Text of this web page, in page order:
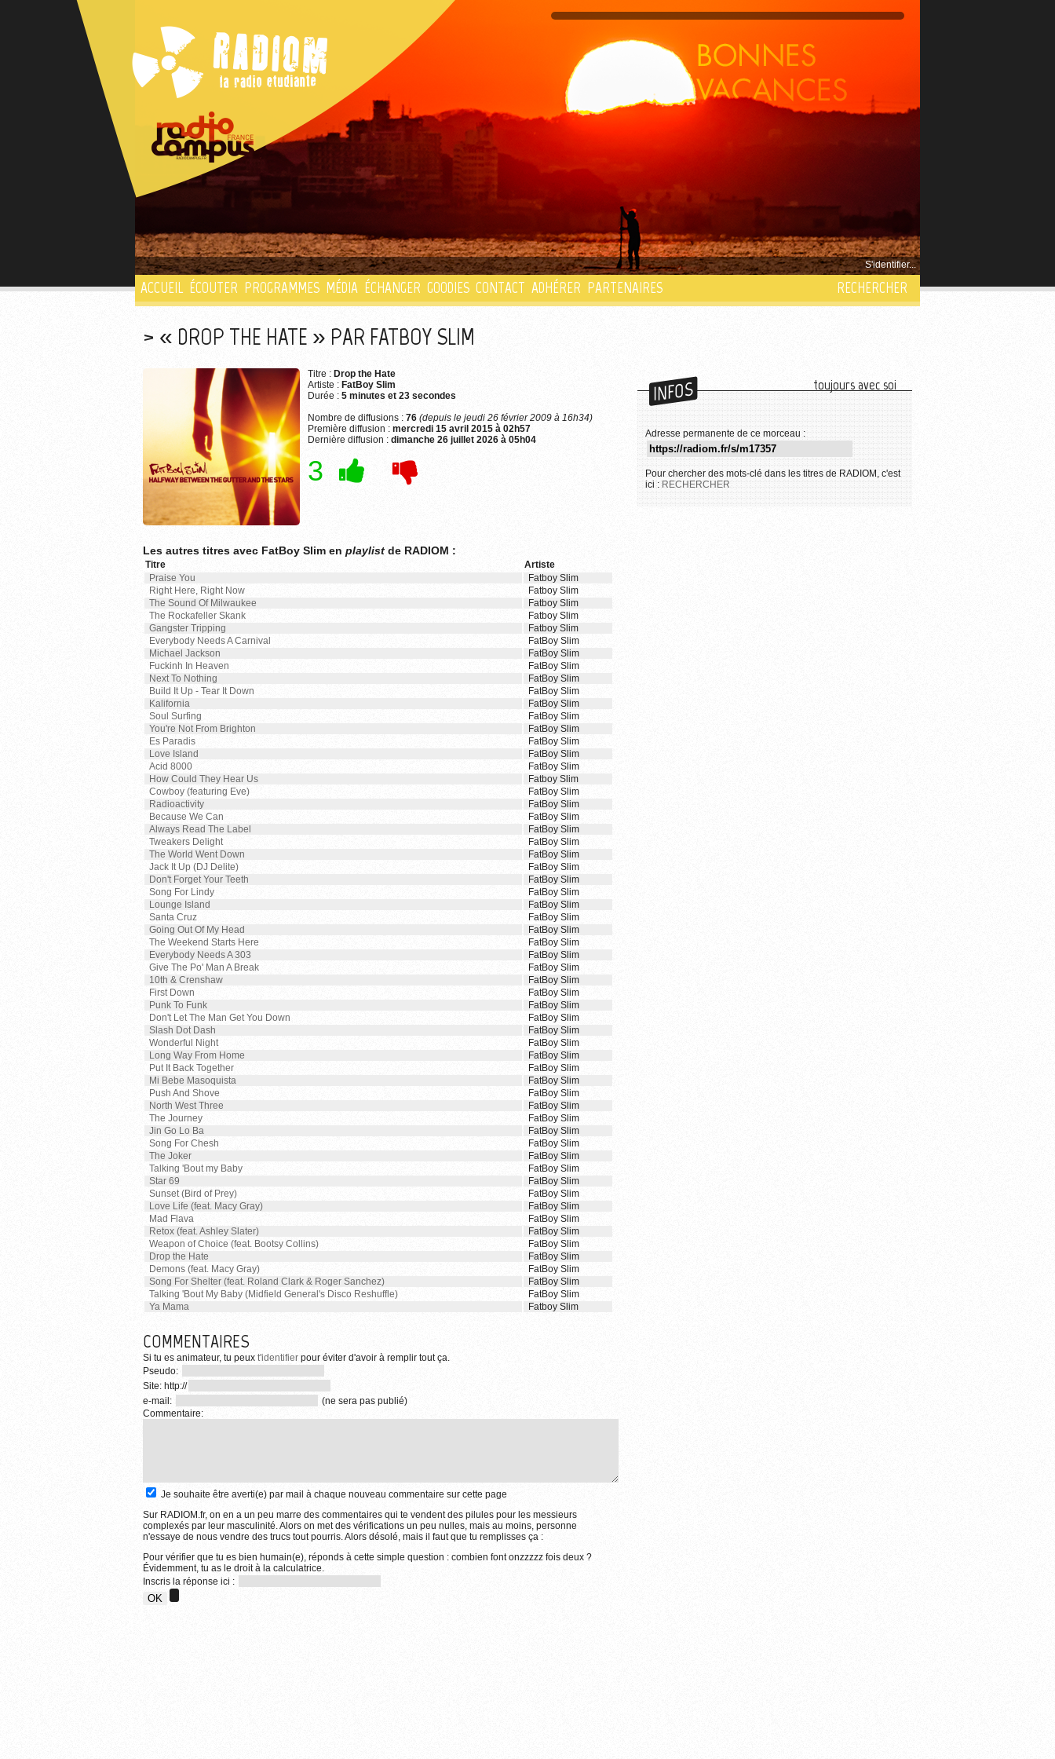
S'identifier...
ACCUEIL ÉCOUTER PROGRAMMES MÉDIA ÉCHANGER GOODIES CONTACT ADHÉRER PARTENAIRES RECHERCHER
« DROP THE HATE » PAR FATBOY SLIM
Titre : Drop the Hate
Artiste : FatBoy Slim
Durée : 5 minutes et 23 secondes
Nombre de diffusions : 76 (depuis le jeudi 26 février 2009 à 16h34)
Première diffusion : mercredi 15 avril 2015 à 02h57
Dernière diffusion : dimanche 26 juillet 2026 à 05h04
3
Les autres titres avec FatBoy Slim en playlist de RADIOM :
Titre
Artiste
Praise You
Fatboy Slim
Right Here, Right Now
Fatboy Slim
The Sound Of Milwaukee
Fatboy Slim
The Rockafeller Skank
Fatboy Slim
Gangster Tripping
Fatboy Slim
Everybody Needs A Carnival
FatBoy Slim
Michael Jackson
FatBoy Slim
Fuckinh In Heaven
FatBoy Slim
Next To Nothing
FatBoy Slim
Build It Up - Tear It Down
FatBoy Slim
Kalifornia
FatBoy Slim
Soul Surfing
FatBoy Slim
You're Not From Brighton
FatBoy Slim
Es Paradis
FatBoy Slim
Love Island
FatBoy Slim
Acid 8000
FatBoy Slim
How Could They Hear Us
Fatboy Slim
Cowboy (featuring Eve)
FatBoy Slim
Radioactivity
FatBoy Slim
Because We Can
FatBoy Slim
Always Read The Label
FatBoy Slim
Tweakers Delight
FatBoy Slim
The World Went Down
FatBoy Slim
Jack It Up (DJ Delite)
FatBoy Slim
Don't Forget Your Teeth
FatBoy Slim
Song For Lindy
FatBoy Slim
Lounge Island
FatBoy Slim
Santa Cruz
FatBoy Slim
Going Out Of My Head
FatBoy Slim
The Weekend Starts Here
FatBoy Slim
Everybody Needs A 303
FatBoy Slim
Give The Po' Man A Break
FatBoy Slim
10th & Crenshaw
FatBoy Slim
First Down
FatBoy Slim
Punk To Funk
FatBoy Slim
Don't Let The Man Get You Down
FatBoy Slim
Slash Dot Dash
FatBoy Slim
Wonderful Night
FatBoy Slim
Long Way From Home
FatBoy Slim
Put It Back Together
FatBoy Slim
Mi Bebe Masoquista
FatBoy Slim
Push And Shove
FatBoy Slim
North West Three
FatBoy Slim
The Journey
FatBoy Slim
Jin Go Lo Ba
FatBoy Slim
Song For Chesh
FatBoy Slim
The Joker
FatBoy Slim
Talking 'Bout my Baby
FatBoy Slim
Star 69
FatBoy Slim
Sunset (Bird of Prey)
FatBoy Slim
Love Life (feat. Macy Gray)
FatBoy Slim
Mad Flava
FatBoy Slim
Retox (feat. Ashley Slater)
FatBoy Slim
Weapon of Choice (feat. Bootsy Collins)
FatBoy Slim
Drop the Hate
FatBoy Slim
Demons (feat. Macy Gray)
FatBoy Slim
Song For Shelter (feat. Roland Clark & Roger Sanchez)
FatBoy Slim
Talking 'Bout My Baby (Midfield General's Disco Reshuffle)
FatBoy Slim
Ya Mama
Fatboy Slim
COMMENTAIRES
Si tu es animateur, tu peux t'identifier pour éviter d'avoir à remplir tout ça.
Pseudo:
Site: http://
e-mail:
(ne sera pas publié)
Commentaire:
Je souhaite être averti(e) par mail à chaque nouveau commentaire sur cette page
Sur RADIOM.fr, on en a un peu marre des commentaires qui te vendent des pilules pour les messieurs
complexés par leur masculinité. Alors on met des vérifications un peu nulles, mais au moins, personne
n'essaye de nous vendre des trucs tout pourris. Alors désolé, mais il faut que tu remplisses ça :
Pour vérifier que tu es bien humain(e), réponds à cette simple question : combien font onzzzzz fois deux ?
Évidemment, tu as le droit à la calculatrice.
Inscris la réponse ici :
INFOS toujours avec soi
Adresse permanente de ce morceau :
Pour chercher des mots-clé dans les titres de RADIOM, c'est
ici : RECHERCHER